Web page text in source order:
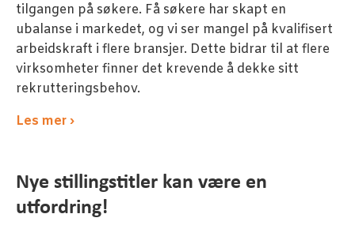
tilgangen på søkere. Få søkere har skapt en
ubalanse i markedet, og vi ser mangel på kvalifisert
arbeidskraft i flere bransjer. Dette bidrar til at flere
virksomheter finner det krevende å dekke sitt
rekrutteringsbehov.
Les mer ›
Nye stillingstitler kan være en
utfordring!